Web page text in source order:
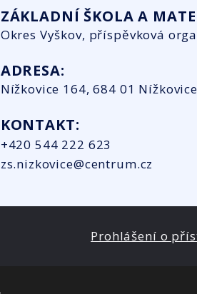
ZÁKLADNÍ ŠKOLA A
Okres Vyškov, příspěvková
ADRESA:
Nížkovice 164, 684 01 Nížkovice
KONTAKT:
+420 544 222 623
zs.nizkovice@centrum.cz
Prohlášení o